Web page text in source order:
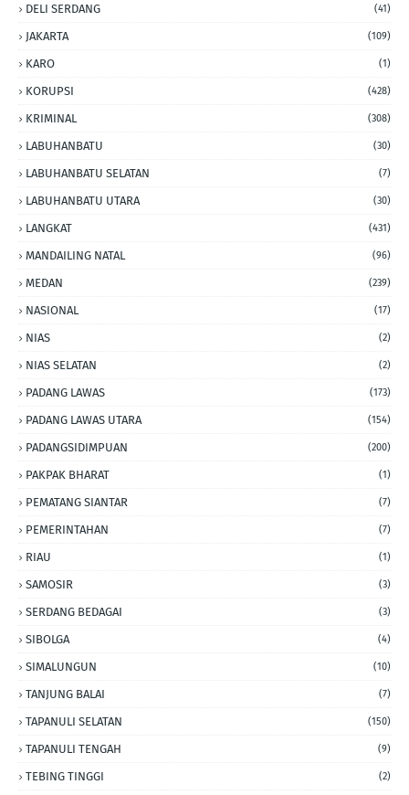
DELI SERDANG (41)
JAKARTA (109)
KARO (1)
KORUPSI (428)
KRIMINAL (308)
LABUHANBATU (30)
LABUHANBATU SELATAN (7)
LABUHANBATU UTARA (30)
LANGKAT (431)
MANDAILING NATAL (96)
MEDAN (239)
NASIONAL (17)
NIAS (2)
NIAS SELATAN (2)
PADANG LAWAS (173)
PADANG LAWAS UTARA (154)
PADANGSIDIMPUAN (200)
PAKPAK BHARAT (1)
PEMATANG SIANTAR (7)
PEMERINTAHAN (7)
RIAU (1)
SAMOSIR (3)
SERDANG BEDAGAI (3)
SIBOLGA (4)
SIMALUNGUN (10)
TANJUNG BALAI (7)
TAPANULI SELATAN (150)
TAPANULI TENGAH (9)
TEBING TINGGI (2)